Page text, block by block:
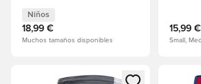
Niños
Niños
18,99 €
Muchos tamaños disponibles
15,99 €
Small,
Abre un modal para iniciar sesión o
Abre